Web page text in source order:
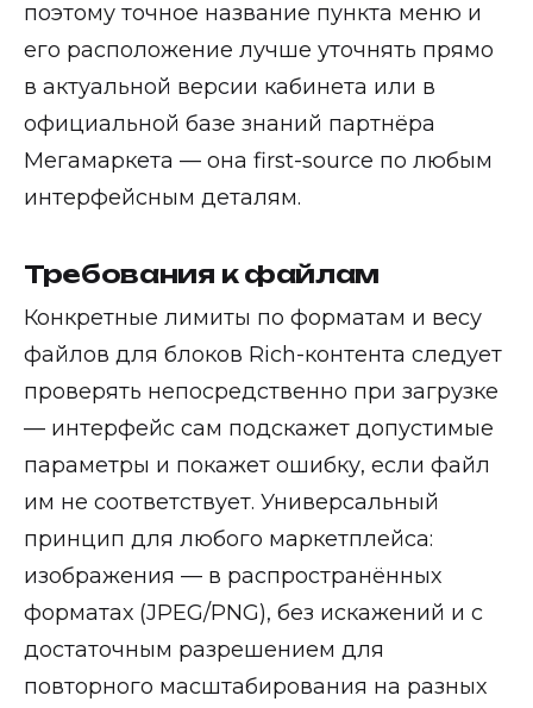
поэтому точное название пункта меню и
его расположение лучше уточнять прямо
в актуальной версии кабинета или в
официальной базе знаний партнёра
Мегамаркета — она first-source по любым
интерфейсным деталям.
Требования к файлам
Конкретные лимиты по форматам и весу
файлов для блоков Rich-контента следует
проверять непосредственно при загрузке
— интерфейс сам подскажет допустимые
параметры и покажет ошибку, если файл
им не соответствует. Универсальный
принцип для любого маркетплейса:
изображения — в распространённых
форматах (JPEG/PNG), без искажений и с
достаточным разрешением для
повторного масштабирования на разных